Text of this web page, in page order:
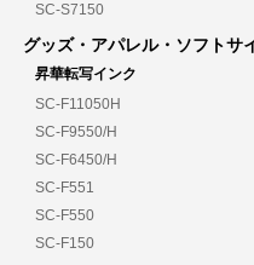
SC-S7150
グッズ・アパレル・ソフトサ
昇華転写インク
SC-F11050H
SC-F9550/H
SC-F6450/H
SC-F551
SC-F550
SC-F150